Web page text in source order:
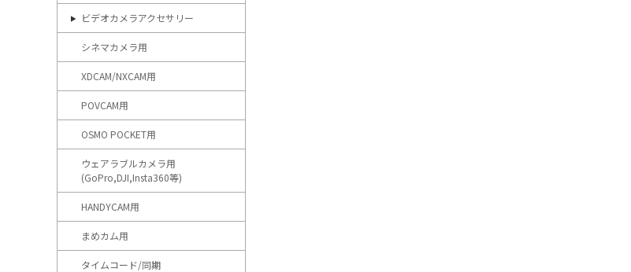
ビデオカメラアクセサリー
シネマカメラ用
XDCAM/NXCAM用
POVCAM用
OSMO POCKET用
ウェアラブルカメラ用
(GoPro,DJI,Insta360等)
HANDYCAM用
まめカム用
タイムコード/同期